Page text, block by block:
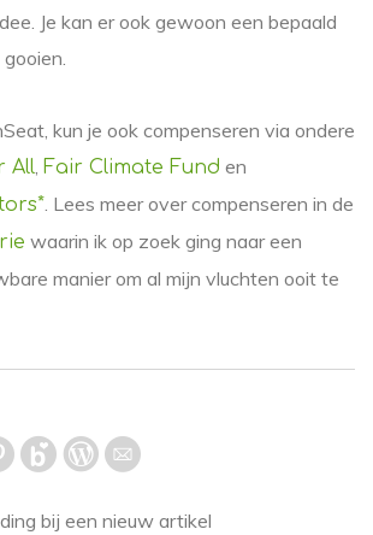
Je kan er ook gewoon een bepaald
kun je ook compenseren via ondere
All, Fair Climate Fund en
. Lees meer over compenseren in de
waarin ik op zoek ging naar een
manier om al mijn vluchten ooit te
bij een nieuw artikel